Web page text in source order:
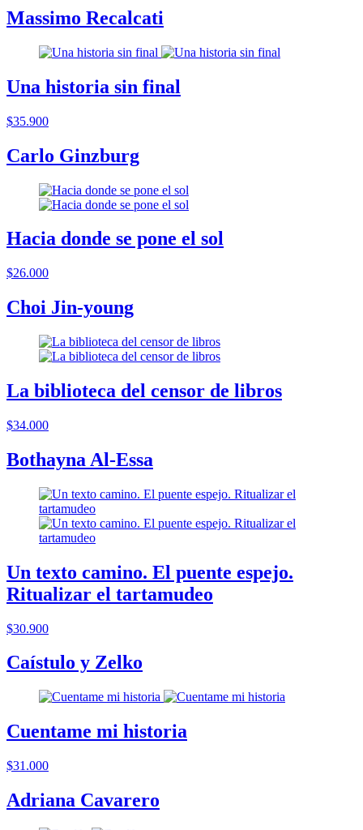
Massimo Recalcati
Una historia sin final
$35.900
Carlo Ginzburg
Hacia donde se pone el sol
$26.000
Choi Jin-young
La biblioteca del censor de libros
$34.000
Bothayna Al-Essa
Un texto camino. El puente espejo.
Ritualizar el tartamudeo
$30.900
Caístulo y Zelko
Cuentame mi historia
$31.000
Adriana Cavarero